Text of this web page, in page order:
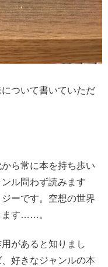
ついて書いていただ
ら常に本を持ち歩い
ル問わず読みます
ーです。空想の世界
ます……。
があると知りまし
好きなジャンルの本